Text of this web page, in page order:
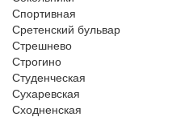
Спортивная
Сретенский бульвар
Стрешнево
Строгино
Студенческая
Сухаревская
Сходненская